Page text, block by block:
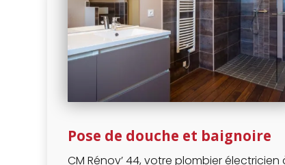
Pose de douche et baignoire
CM Rénov’ 44, votre plombier électricien